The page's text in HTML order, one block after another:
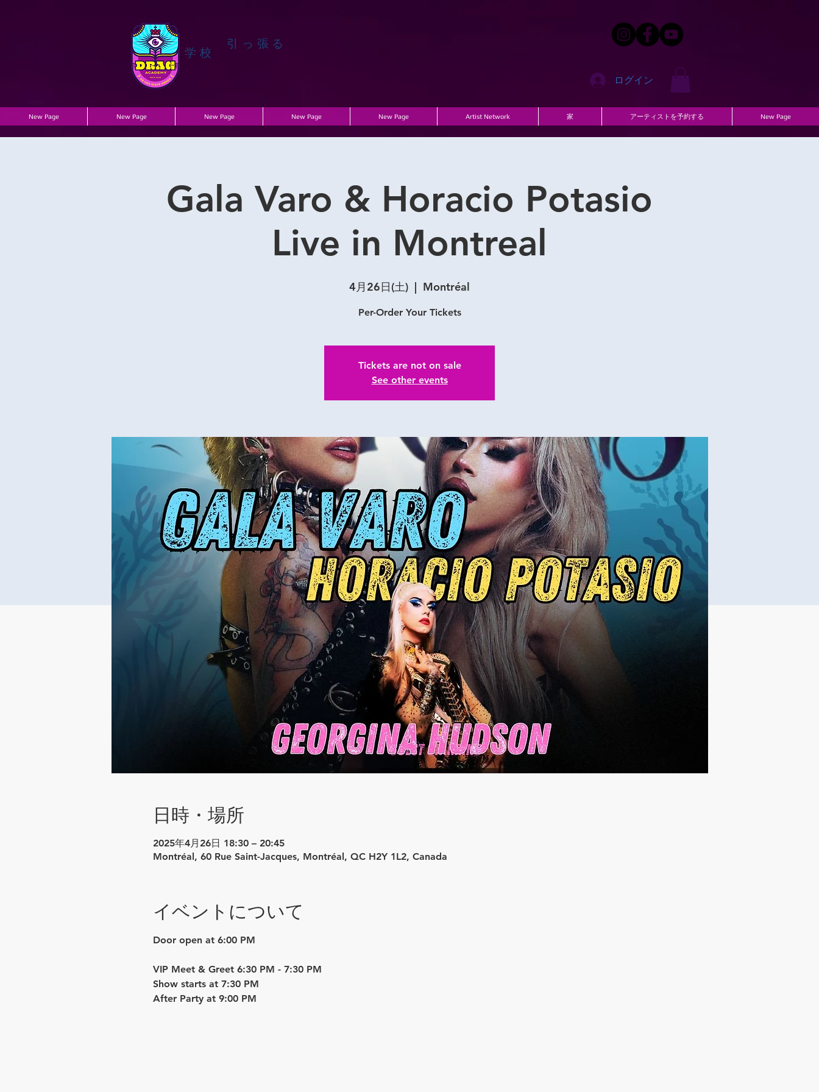
引っ張る
学校
ログイン
New Page New Page New Page New Page New Page Artist Network 家 アーティストを予約する New Page
Gala Varo & Horacio Potasio
Live in Montreal
4月26日(土)
  |
Montréal
Per-Order Your Tickets
Tickets are not on sale
See other events
日時・場所
2025年4月26日 18:30 – 20:45
Montréal, 60 Rue Saint-Jacques, Montréal, QC H2Y 1L2, Canada
イベントについて
Door open at 6:00 PM
VIP Meet & Greet 6:30 PM - 7:30 PM
Show starts at 7:30 PM
After Party at 9:00 PM